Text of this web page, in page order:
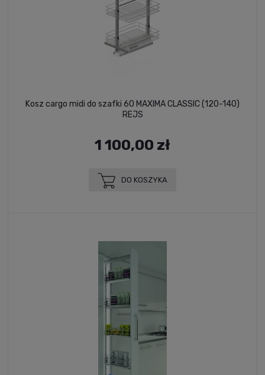
Kosz cargo midi do szafki 60 MAXIMA CLASSIC (120-140)
REJS
1 100,00 zł
DO KOSZYKA